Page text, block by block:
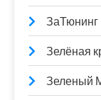
ЗаТюнинг
Зелёная
Зеленый